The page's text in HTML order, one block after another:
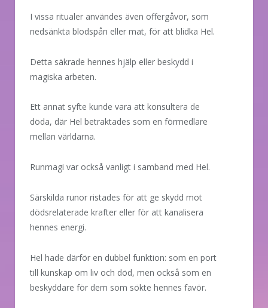
I vissa ritualer användes även offergåvor, som
nedsänkta blodspån eller mat, för att blidka Hel.
Detta säkrade hennes hjälp eller beskydd i
magiska arbeten.
Ett annat syfte kunde vara att konsultera de
döda, där Hel betraktades som en förmedlare
mellan världarna.
Runmagi var också vanligt i samband med Hel.
Särskilda runor ristades för att ge skydd mot
dödsrelaterade krafter eller för att kanalisera
hennes energi.
Hel hade därför en dubbel funktion: som en port
till kunskap om liv och död, men också som en
beskyddare för dem som sökte hennes favör.